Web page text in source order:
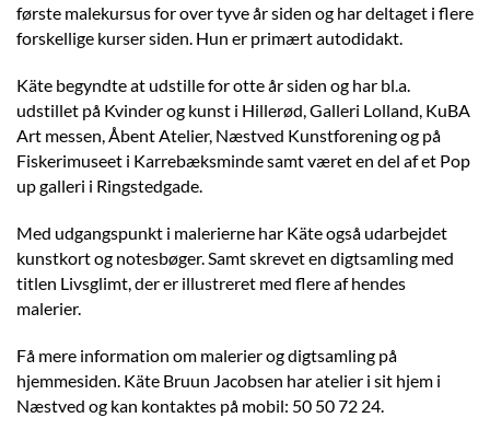
første malekursus for over tyve år siden og har deltaget i flere
forskellige kurser siden. Hun er primært autodidakt.
Käte begyndte at udstille for otte år siden og har bl.a.
udstillet på Kvinder og kunst i Hillerød, Galleri Lolland, KuBA
Art messen, Åbent Atelier, Næstved Kunstforening og på
Fiskerimuseet i Karrebæksminde samt været en del af et Pop
up galleri i Ringstedgade.
Med udgangspunkt i malerierne har Käte også udarbejdet
kunstkort og notesbøger. Samt skrevet en digtsamling med
titlen Livsglimt, der er illustreret med flere af hendes
malerier.
Få mere information om malerier og digtsamling på
hjemmesiden. Käte Bruun Jacobsen har atelier i sit hjem i
Næstved og kan kontaktes på mobil: 50 50 72 24.